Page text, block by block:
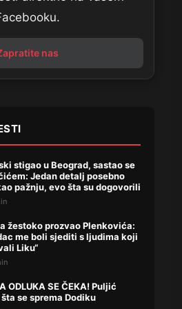
nas
stigao u Beograd, sastao se
Jedan detalj posebno
pažnju, evo šta su dogovorili
žestoko prozvao Plenkovića:
me boli sjediti s ljudima koji
Liku“
ODLUKA SE ČEKA! Puljić
se sprema Dodiku